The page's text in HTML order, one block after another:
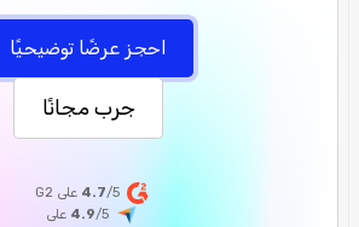
احجز عرضًا توضيحيًا
جرب مجانًا
4.7/5 على G2
4.9/5 على